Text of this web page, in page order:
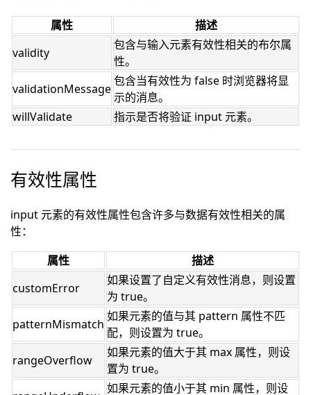
属性
描述
validity
包含与输入元素有效性相关的布尔属
性。
validationMessage
包含当有效性为 false 时浏览器将显
示的消息。
willValidate
指示是否将验证 input 元素。
有效性属性
input 元素的有效性属性包含许多与数据有效性相关的属
性：
属性
描述
customError
如果设置了自定义有效性消息，则设置
为 true。
patternMismatch
如果元素的值与其 pattern 属性不匹
配，则设置为 true。
rangeOverflow
如果元素的值大于其 max 属性，则设
置为 true。
如果元素的值小于其 min 属性，则设